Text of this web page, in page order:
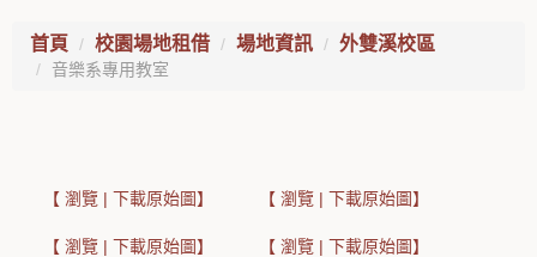
首頁 校園場地租借 場地資訊 外雙溪校區
音樂系專用教室
【 瀏覽 | 下載原始圖】 【 瀏覽 | 下載原始圖】
【 瀏覽 | 下載原始圖】 【 瀏覽 | 下載原始圖】